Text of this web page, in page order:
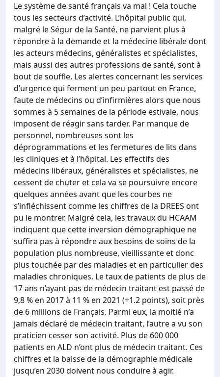
Le système de santé français va mal ! Cela touche
tous les secteurs d’activité. L’hôpital public qui,
malgré le Ségur de la Santé, ne parvient plus à
répondre à la demande et la médecine libérale dont
les acteurs médecins, généralistes et spécialistes,
mais aussi des autres professions de santé, sont à
bout de souffle. Les alertes concernant les services
d’urgence qui ferment un peu partout en France,
faute de médecins ou d’infirmières alors que nous
sommes à 5 semaines de la période estivale, nous
imposent de réagir sans tarder. Par manque de
personnel, nombreuses sont les
déprogrammations et les fermetures de lits dans
les cliniques et à l’hôpital. Les effectifs des
médecins libéraux, généralistes et spécialistes, ne
cessent de chuter et cela va se poursuivre encore
quelques années avant que les courbes ne
s’infléchissent comme les chiffres de la DREES ont
pu le montrer. Malgré cela, les travaux du HCAAM
indiquent que cette inversion démographique ne
suffira pas à répondre aux besoins de soins de la
population plus nombreuse, vieillissante et donc
plus touchée par des maladies et en particulier des
maladies chroniques. Le taux de patients de plus de
17 ans n’ayant pas de médecin traitant est passé de
9,8 % en 2017 à 11 % en 2021 (+1.2 points), soit près
de 6 millions de Français. Parmi eux, la moitié n’a
jamais déclaré de médecin traitant, l’autre a vu son
praticien cesser son activité. Plus de 600 000
patients en ALD n’ont plus de médecin traitant. Ces
chiffres et la baisse de la démographie médicale
jusqu’en 2030 doivent nous conduire à agir.